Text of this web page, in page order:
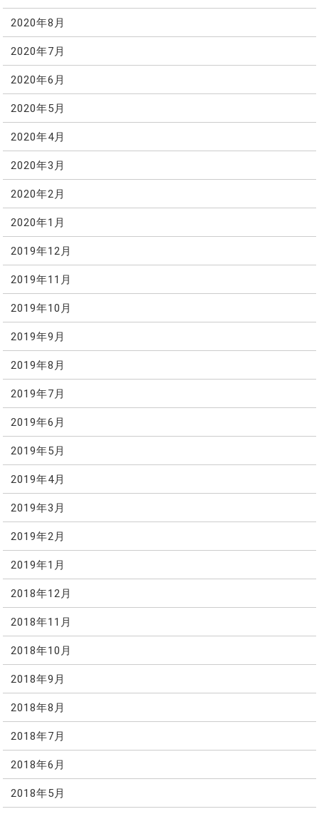
2020年8月
2020年7月
2020年6月
2020年5月
2020年4月
2020年3月
2020年2月
2020年1月
2019年12月
2019年11月
2019年10月
2019年9月
2019年8月
2019年7月
2019年6月
2019年5月
2019年4月
2019年3月
2019年2月
2019年1月
2018年12月
2018年11月
2018年10月
2018年9月
2018年8月
2018年7月
2018年6月
2018年5月